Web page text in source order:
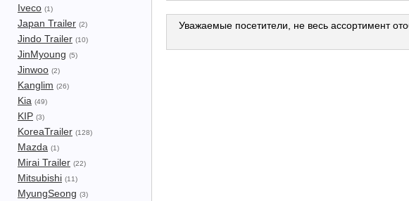
Iveco (1)
Japan Trailer (2)
Jindo Trailer (10)
JinMyoung (5)
Jinwoo (2)
Kanglim (26)
Kia (49)
KIP (3)
KoreaTrailer (128)
Mazda (1)
Mirai Trailer (22)
Mitsubishi (11)
MyungSeong (3)
Уважаемые посетители, не весь ассортимент